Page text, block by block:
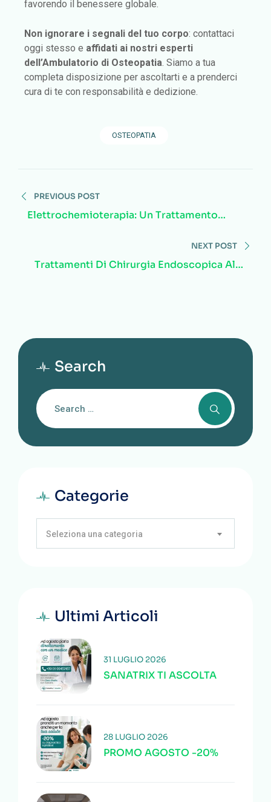
favorendo il benessere globale.
Non ignorare i segnali del tuo corpo: contattaci
oggi stesso e affidati ai nostri esperti
dell’Ambulatorio di Osteopatia. Siamo a tua
completa disposizione per ascoltarti e a prenderci
cura di te con responsabilità e dedizione.
OSTEOPATIA
PREVIOUS POST
Elettrochemioterapia: Un Trattamento
NEXT POST
Trattamenti Di Chirurgia Endoscopica Alla
Search
Categorie
Seleziona una categoria
Ultimi Articoli
SANATRIX TI ASCOLTA
31 LUGLIO 2026
PROMO AGOSTO -20%
28 LUGLIO 2026